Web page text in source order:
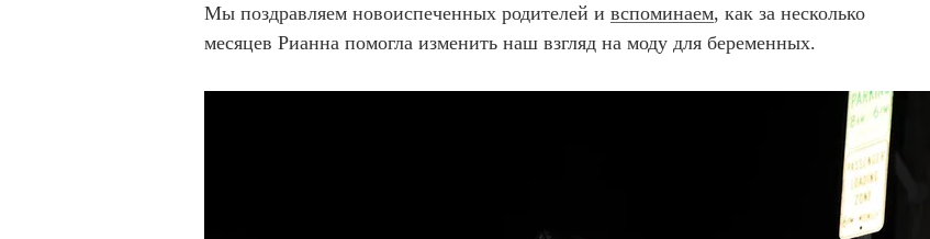
Мы поздравляем новоиспеченных родителей и вспоминаем, как за несколько
месяцев Рианна помогла изменить наш взгляд на моду для беременных.